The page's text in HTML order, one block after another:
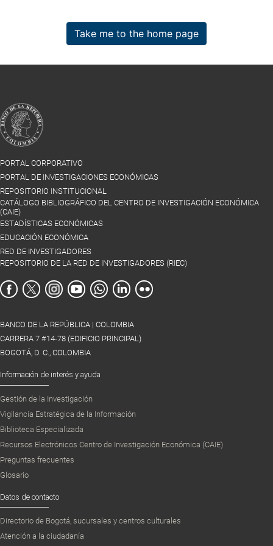
Take me to the home page
PORTAL CORPORATIVO
PORTAL DE INVESTIGACIONES ECONÓMICAS
REPOSITORIO INSTITUCIONAL
CATÁLOGO BIBLIOGRÁFICO DEL CENTRO DE INVESTIGACIÓN ECONÓMICA
(CAIE)
ESTADÍSTICAS ECONÓMICAS
EDUCACIÓN ECONÓMICA
RED DE INVESTIGADORES
REPOSITORIO DE LA RED DE INVESTIGADORES (RIEC)
BANCO DE LA REPÚBLICA | COLOMBIA
CARRERA 7 #14-78 (EDIFICIO PRINCIPAL)
BOGOTÁ, D. C., COLOMBIA
Información de interés y ayuda
Gestión de la Investigación
Vigilancia Estratégica de la Información
Biblioteca Especializada
Recursos Electrónicos Centro de Investigación Económica (CAIE)
Preguntas frecuentes
Glosario
Datos de contacto
Directorio de Bogotá, sucursales y centros culturales
Atención a la ciudadanía